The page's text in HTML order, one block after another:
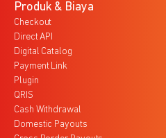
Produk & Biaya
Checkout
Direct API
Digital Catalog
Payment Link
Plugin
QRIS
Cash Withdrawal
Domestic Payouts